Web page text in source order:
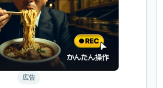
広告